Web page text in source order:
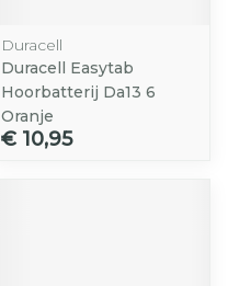
Duracell
Duracell Easytab
Hoorbatterij Da13 6
Oranje
€ 10,95